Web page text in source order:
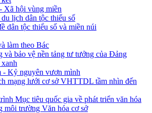
Xã hội vùng miền
lịch dân tộc thiểu số
dân tộc thiểu số và miền núi
làm theo Bác
và bảo vệ nền tảng tư tưởng của Đảng
- Kỷ nguyên vươn mình
mạng lưới cơ sở VHTTDL tầm nhìn đến
Mục tiêu quốc gia về phát triển văn hóa
môi trường Văn hóa cơ sở